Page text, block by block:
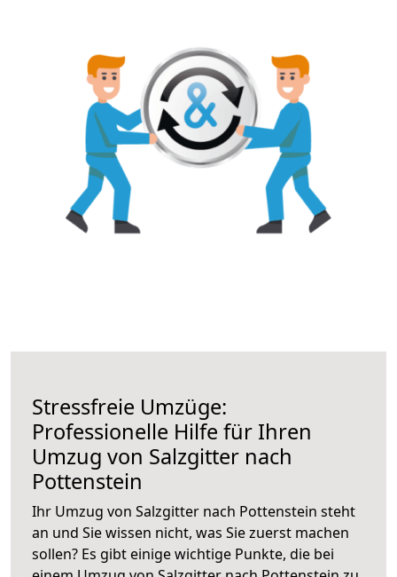
Stressfreie Umzüge:
Professionelle Hilfe für Ihren
Umzug von Salzgitter nach
Pottenstein
Ihr Umzug von Salzgitter nach Pottenstein steht
an und Sie wissen nicht, was Sie zuerst machen
sollen? Es gibt einige wichtige Punkte, die bei